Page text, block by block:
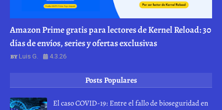
Amazon Prime gratis para lectores de Kernel Reload: 30
días de envíos, series y ofertas exclusivas
Luis G. 4.3.26
Posts Populares
El caso COVID-19: Entre el fallo de bioseguridad en